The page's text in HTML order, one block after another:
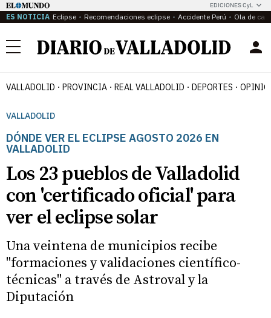
EDICIONES CyL
ES NOTICIA Eclipse Recomendaciones eclipse Accidente Perú Ola de
Menú
VALLADOLID PROVINCIA REAL VALLADOLID DEPORTES
VALLADOLID
DÓNDE VER EL ECLIPSE AGOSTO 2026 EN
VALLADOLID
Los 23 pueblos de Valladolid
con 'certificado oficial' para
ver el eclipse solar
Una veintena de municipios recibe
"formaciones y validaciones científico-
técnicas" a través de Astroval y la
Diputación